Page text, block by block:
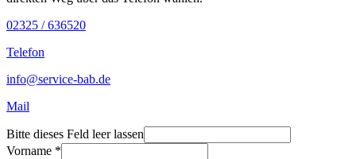
02325 / 636520
Telefon
info@service-bab.de
Mail
Bitte dieses Feld leer lassen
Vorname *